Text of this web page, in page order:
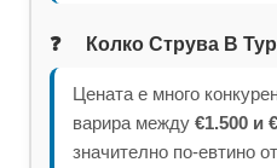
Колко Струва В
Цената е много
варира между €1.500 и
значително по-евтино